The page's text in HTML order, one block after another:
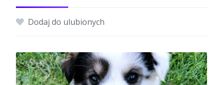
Dodaj do ulubionych